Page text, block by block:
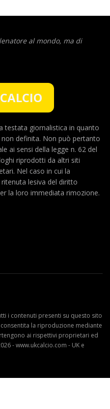
al mondo, ma di
testata giornalistica in quanto
definita. Non può pertanto
ai sensi della legge n. 62 del
riprodotti da altri siti
Nel caso in cui la
lesiva del diritto
la loro immediata rimozione.
i contenuti presenti su questo sito
la riproduzione mediante
ai rispettivi proprietari ed
- www.ukcalcio.com - UK e